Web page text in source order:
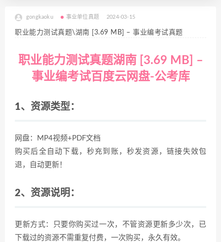
gongkaoku 事业单位真题 2024-03-15
职业能力测试真题\湖南 [3.69 MB] – 事业编考试真题
职业能力测试真题湖南 [3.69 MB] –
事业编考试百度云网盘-公考库
1、资源类型：
网盘：MP4视频+PDF文档
购买后全自动下载，秒充到账，秒发资源，链接失效包
退，自动更新！
2、资源说明：
更新方式：只要你购买过一次，不管资源更新多少次，已
下载过的资源不需重复付费，一次购买，永久有效。